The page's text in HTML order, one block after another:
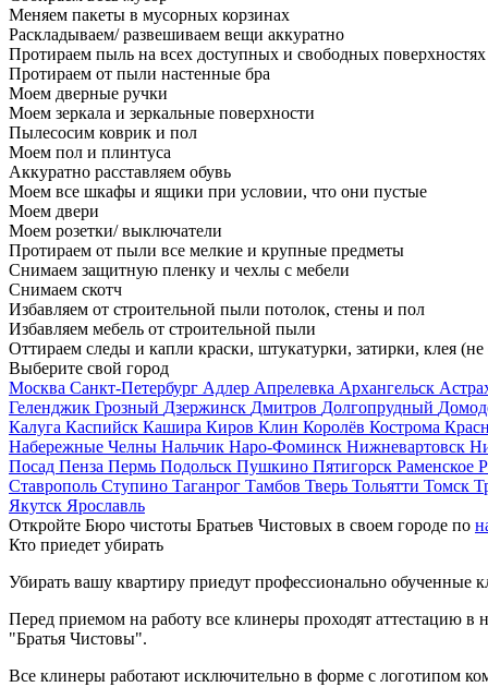
Меняем пакеты в мусорных корзинах
Раскладываем/ развешиваем вещи аккуратно
Протираем пыль на всех доступных и свободных поверхностях
Протираем от пыли настенные бра
Моем дверные ручки
Моем зеркала и зеркальные поверхности
Пылесосим коврик и пол
Моем пол и плинтуса
Аккуратно расставляем обувь
Моем все шкафы и ящики при условии, что они пустые
Моем двери
Моем розетки/ выключатели
Протираем от пыли все мелкие и крупные предметы
Снимаем защитную пленку и чехлы с мебели
Снимаем скотч
Избавляем от строительной пыли потолок, стены и пол
Избавляем мебель от строительной пыли
Оттираем следы и капли краски, штукатурки, затирки, клея
Выберите свой город
Москва Санкт-Петербург Адлер Апрелевка Архангельск
Геленджик Грозный Дзержинск Дмитров Долгопрудный
Калуга Каспийск Кашира Киров Клин Королёв Кострома
Набережные Челны Нальчик Наро-Фоминск Нижневартовск
Посад Пенза Пермь Подольск Пушкино Пятигорск Раменское
Ставрополь Ступино Таганрог Тамбов Тверь Тольятти Томск
Якутск Ярославль
Откройте Бюро чистоты Братьев Чистовых в своем городе по
Кто приедет убирать
Убирать вашу квартиру приедут профессионально обученные
Перед приемом на работу все клинеры проходят аттестацию в
"Братья Чистовы".
Все клинеры работают исключительно в форме с логотипом